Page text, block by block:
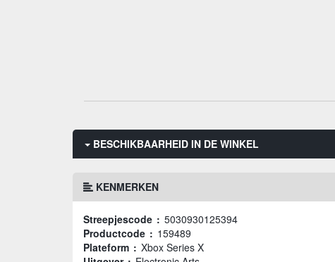
BESCHIKBAARHEID IN DE WINKEL
KENMERKEN
Streepjescode : 5030930125394
Productcode : 159489
Plateform : Xbox Series X